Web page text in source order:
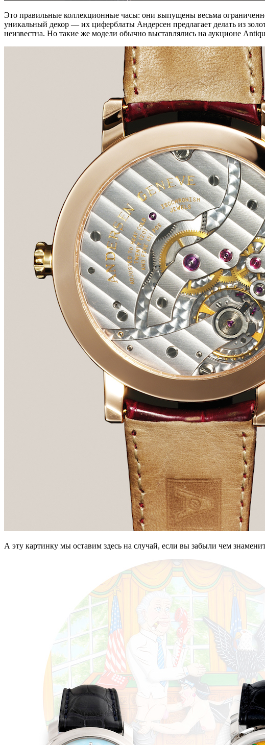
Это правильные коллекционные часы: они выпущены весьма
уникальный декор — их циферблаты Андерсен предлагает делать из
неизвестна. Но такие же модели обычно выставлялись на аукционе
А эту картинку мы оставим здесь на случай, если вы забыли чем